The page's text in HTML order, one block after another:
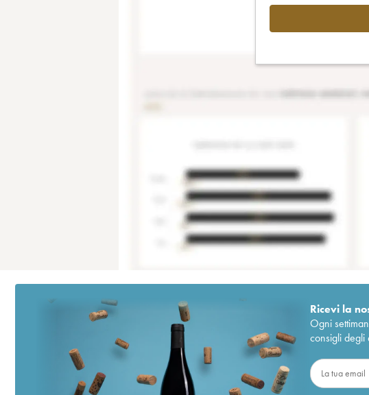
Ricevi la
Ogni
consigli degli